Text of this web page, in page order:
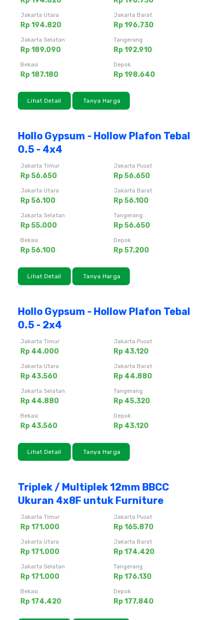
Jakarta Utara
Rp 194.820
Jakarta Barat
Rp 196.730
Jakarta Selatan
Rp 189.090
Tangerang
Rp 192.910
Bekasi
Rp 187.180
Depok
Rp 198.640
Lihat Detail Tanya Harga
Hollo Gypsum - Hollow Plafon Tebal
0.5 - 4x4
Jakarta Timur
Rp 56.650
Jakarta Pusat
Rp 56.650
Jakarta Utara
Rp 56.100
Jakarta Barat
Rp 56.100
Jakarta Selatan
Rp 55.000
Tangerang
Rp 56.650
Bekasi
Rp 56.100
Depok
Rp 57.200
Lihat Detail Tanya Harga
Hollo Gypsum - Hollow Plafon Tebal
0.5 - 2x4
Jakarta Timur
Rp 44.000
Jakarta Pusat
Rp 43.120
Jakarta Utara
Rp 43.560
Jakarta Barat
Rp 44.880
Jakarta Selatan
Rp 44.880
Tangerang
Rp 45.320
Bekasi
Rp 43.560
Depok
Rp 43.120
Lihat Detail Tanya Harga
Triplek / Multiplek 12mm BBCC
Ukuran 4x8F untuk Furniture
Jakarta Timur
Rp 171.000
Jakarta Pusat
Rp 165.870
Jakarta Utara
Rp 171.000
Jakarta Barat
Rp 174.420
Jakarta Selatan
Rp 171.000
Tangerang
Rp 176.130
Bekasi
Rp 174.420
Depok
Rp 177.840